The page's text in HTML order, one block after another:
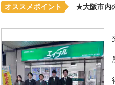
オススメポイント ★大阪市内